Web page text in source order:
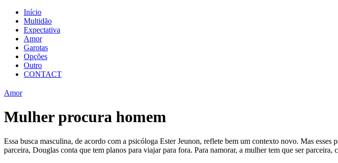
Início
Multidão
Expectativa
Amor
Garotas
Opções
Outro
CONTACT
Amor
Mulher procura homem
Essa busca masculina, de acordo com a psicóloga Ester Jeunon, reflete bem um contexto novo. Mas
parceira, Douglas conta que tem planos para viajar para fora. Para namorar, a mulher tem que ser parceira,